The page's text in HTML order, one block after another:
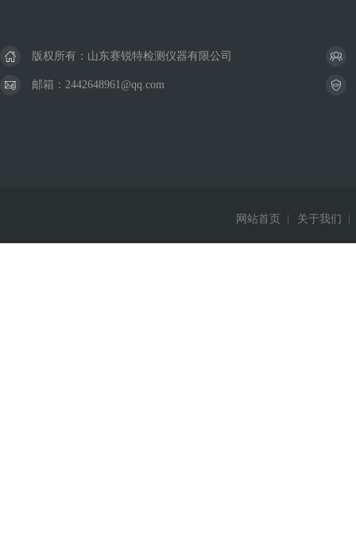
版权所有：山东赛锐特检测仪器有限公司
邮箱：2442648961@qq.com
网站首页 关于我们